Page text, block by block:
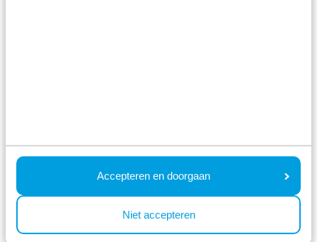
Accepteren en doorgaan
Niet accepteren
Bekijk vakantiepark